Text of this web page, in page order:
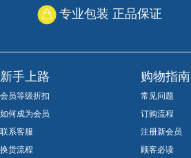
专业包装 正品保证
新手上路
会员等级折扣
如何成为会员
联系客服
换货流程
购物指南
常见问题
订购流程
注册新会员
顾客必读